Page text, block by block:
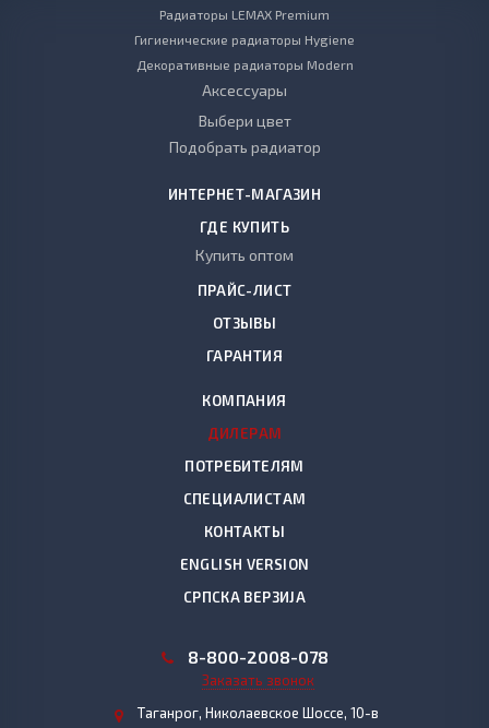
Радиаторы LEMAX Premium
Гигиенические радиаторы Hygiene
Декоративные радиаторы Modern
Аксессуары
Выбери цвет
Подобрать радиатор
ИНТЕРНЕТ-МАГАЗИН
ГДЕ КУПИТЬ
Купить оптом
ПРАЙС-ЛИСТ
ОТЗЫВЫ
ГАРАНТИЯ
КОМПАНИЯ
ДИЛЕРАМ
ПОТРЕБИТЕЛЯМ
СПЕЦИАЛИСТАМ
КОНТАКТЫ
ENGLISH VERSION
СРПСКА ВЕРЗИЈА
8-800-2008-078
Заказать звонок
Таганрог, Николаевское Шоссе, 10-в